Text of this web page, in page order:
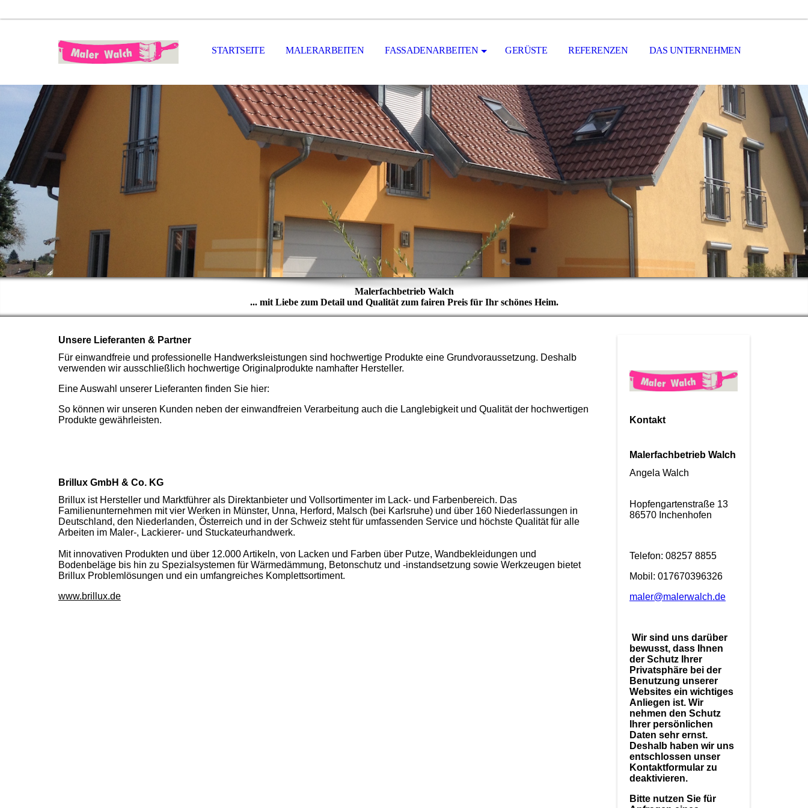
STARTSEITE MALERARBEITEN FASSADENARBEITEN GERÜSTE REFERENZEN DAS UNTERNEHMEN
Malerfachbetrieb Walch
... mit Liebe zum Detail und Qualität zum fairen Preis für Ihr schönes Heim.
Unsere Lieferanten & Partner
Für einwandfreie und professionelle Handwerksleistungen sind hochwertige Produkte eine Grundvoraussetzung. Deshalb
verwenden wir ausschließlich hochwertige Originalprodukte namhafter Hersteller.
Eine Auswahl unserer Lieferanten finden Sie hier:
So können wir unseren Kunden neben der einwandfreien Verarbeitung auch die Langlebigkeit und Qualität der hochwertigen
Produkte gewährleisten.
Brillux GmbH & Co. KG
Brillux ist Hersteller und Marktführer als Direktanbieter und Vollsortimenter im Lack- und Farbenbereich. Das
Familienunternehmen mit vier Werken in Münster, Unna, Herford, Malsch (bei Karlsruhe) und über 160 Niederlassungen in
Deutschland, den Niederlanden, Österreich und in der Schweiz steht für umfassenden Service und höchste Qualität für alle
Arbeiten im Maler-, Lackierer- und Stuckateurhandwerk.
Mit innovativen Produkten und über 12.000 Artikeln, von Lacken und Farben über Putze, Wandbekleidungen und
Bodenbeläge bis hin zu Spezialsystemen für Wärmedämmung, Betonschutz und -instandsetzung sowie Werkzeugen bietet
Brillux Problemlösungen und ein umfangreiches Komplettsortiment.
www.brillux.de
Kontakt
Malerfachbetrieb Walch
Angela Walch
Hopfengartenstraße 13
86570 Inchenhofen
Telefon: 08257 8855
Mobil: 017670396326
maler@malerwalch.de
Wir sind uns darüber
bewusst, dass Ihnen
der Schutz Ihrer
Privatsphäre bei der
Benutzung unserer
Websites ein wichtiges
Anliegen ist. Wir
nehmen den Schutz
Ihrer persönlichen
Daten sehr ernst.
Deshalb haben wir uns
entschlossen unser
Kontaktformular zu
deaktivieren.
Bitte nutzen Sie für